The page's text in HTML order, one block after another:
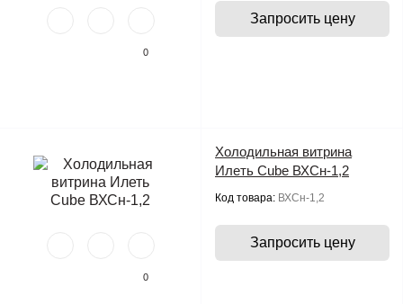
0
Запросить цену
0
Холодильная витрина
Илеть Cube ВХСн-1,2
Код товара: ВХСн-1,2
Запросить цену